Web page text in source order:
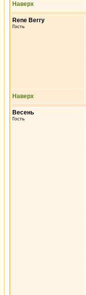
Наверх
Rene Berry
Гость
Наверх
Весень
Гость